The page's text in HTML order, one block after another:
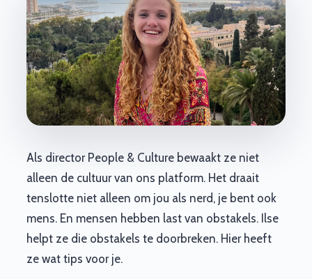
Als director People & Culture bewaakt ze niet
alleen de cultuur van ons platform. Het draait
tenslotte niet alleen om jou als nerd, je bent ook
mens. En mensen hebben last van obstakels. Ilse
helpt ze die obstakels te doorbreken. Hier heeft
ze wat tips voor je.